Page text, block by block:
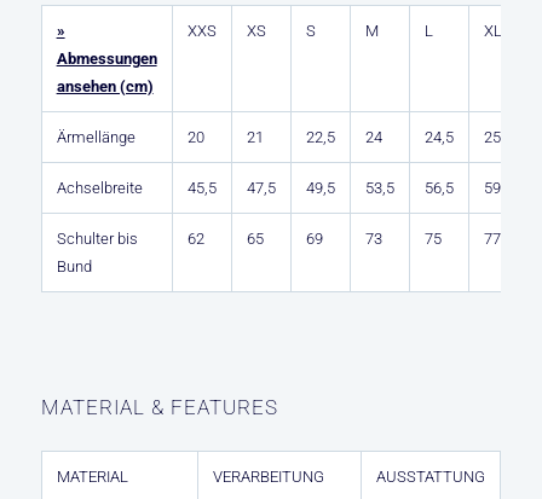
»
Abmessungen
ansehen (cm)
XXS XS S M L XL
Ärmellänge 20 21 22,5 24 24,5 25
Achselbreite 45,5 47,5 49,5 53,5 56,5 59,5
Schulter bis
Bund
62 65 69 73 75 77
MATERIAL & FEATURES
MATERIAL VERARBEITUNG AUSSTATTUNG